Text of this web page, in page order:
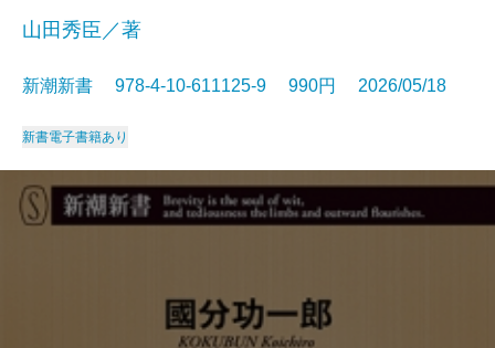
山田秀臣／著
新潮新書 978-4-10-611125-9 990円 2026/05/18
新書電子書籍あり